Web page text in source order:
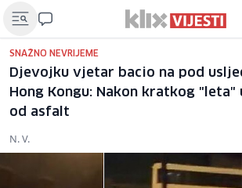
SNAŽNO NEVRIJEME
Djevojku vjetar bacio na pod
Hong Kongu: Nakon kratkog
od asfalt
N. V.